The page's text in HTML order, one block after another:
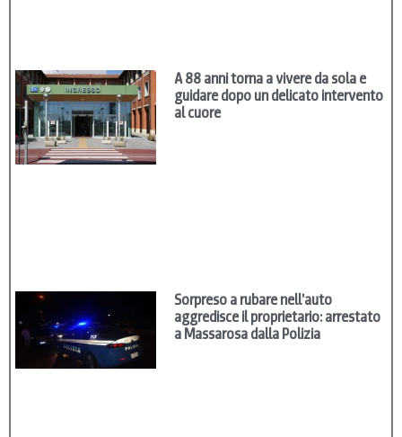
A 88 anni torna a vivere da sola e
guidare dopo un delicato intervento
al cuore
Sorpreso a rubare nell’auto
aggredisce il proprietario: arrestato
a Massarosa dalla Polizia